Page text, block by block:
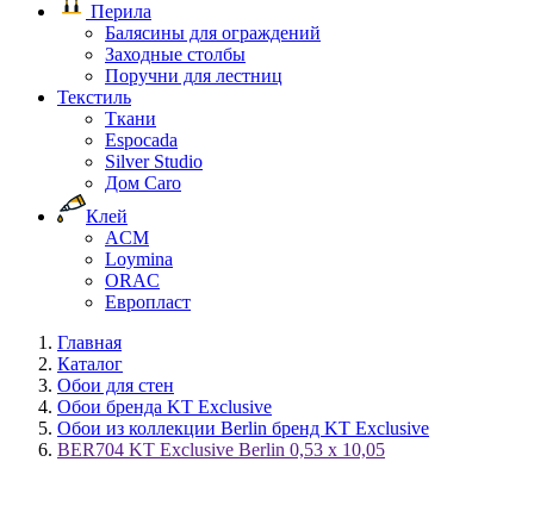
Перила
Балясины для ограждений
Заходные столбы
Поручни для лестниц
Текстиль
Ткани
Espocada
Silver Studio
Дом Caro
Клей
ACM
Loymina
ORAC
Европласт
Главная
Каталог
Обои для стен
Обои бренда KT Exclusive
Обои из коллекции Berlin бренд KT Exclusive
BER704 KT Exclusive Berlin 0,53 x 10,05